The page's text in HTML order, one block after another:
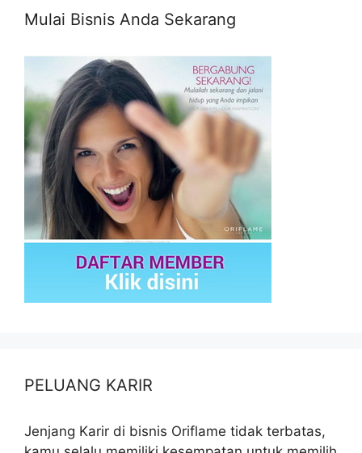
Mulai Bisnis Anda Sekarang
PELUANG KARIR
Jenjang Karir di bisnis Oriflame tidak terbatas,